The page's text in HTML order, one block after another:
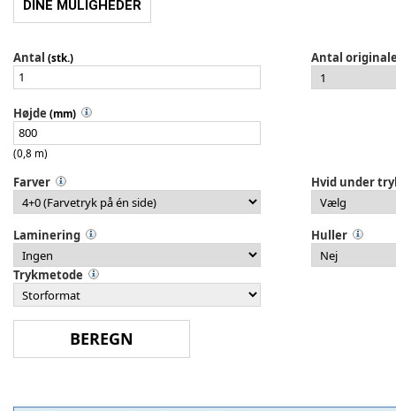
DINE MULIGHEDER
Antal (stk.) Antal
Højde (mm)
(0,8 m)
Farver Hvid under
Laminering Huller
Trykmetode